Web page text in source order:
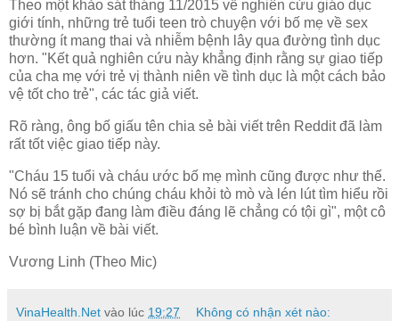
Theo một khảo sát tháng 11/2015 về nghiên cứu giáo dục
giới tính, những trẻ tuổi teen trò chuyện với bố mẹ về sex
thường ít mang thai và nhiễm bệnh lây qua đường tình dục
hơn. "Kết quả nghiên cứu này khẳng định rằng sự giao tiếp
của cha mẹ với trẻ vị thành niên về tình dục là một cách bảo
vệ tốt cho trẻ", các tác giả viết.
Rõ ràng, ông bố giấu tên chia sẻ bài viết trên Reddit đã làm
rất tốt việc giao tiếp này.
"Cháu 15 tuổi và cháu ước bố mẹ mình cũng được như thế.
Nó sẽ tránh cho chúng cháu khỏi tò mò và lén lút tìm hiểu rồi
sợ bị bắt gặp đang làm điều đáng lẽ chẳng có tội gì", một cô
bé bình luận về bài viết.
Vương Linh (Theo Mic)
VinaHealth.Net vào lúc 19:27 Không có nhận xét nào: